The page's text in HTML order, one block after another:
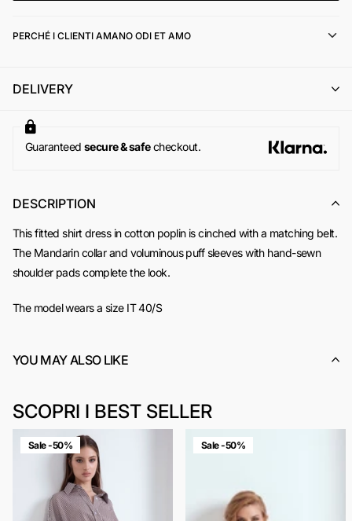
l'emissione di un buono acquisto (codice sconto) di pari
Per maggiori informazioni, si invita a consultare la sezione
PERCHÉ I CLIENTI AMANO ODI ET AMO
DELIVERY
Guaranteed secure & safecheckout.
DESCRIPTION
This fitted shirt dress in cotton poplin is cinched with a matching belt.
The Mandarin collar and voluminous puff sleeves with hand-sewn
shoulder pads complete the look.
The model wears a size IT 40/S
YOU MAY ALSO LIKE
SCOPRI I BEST SELLER
Sale -50% Sale -50%